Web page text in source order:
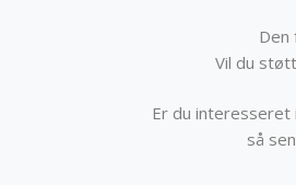
Den
Vil du
Er du interesseret
så